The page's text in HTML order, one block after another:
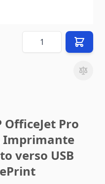
Quantité
OfficeJet Pro
Imprimante
verso USB